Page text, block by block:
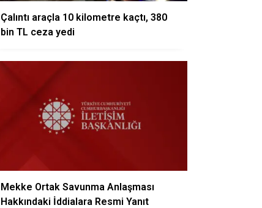
Çalıntı araçla 10 kilometre kaçtı, 380
bin TL ceza yedi
Mekke Ortak Savunma Anlaşması
Hakkındaki İddialara Resmi Yanıt